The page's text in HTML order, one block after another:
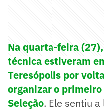
Na quarta-feira
técnica estiveram
Teresópolis por
organizar o
Seleção. Ele sentiu